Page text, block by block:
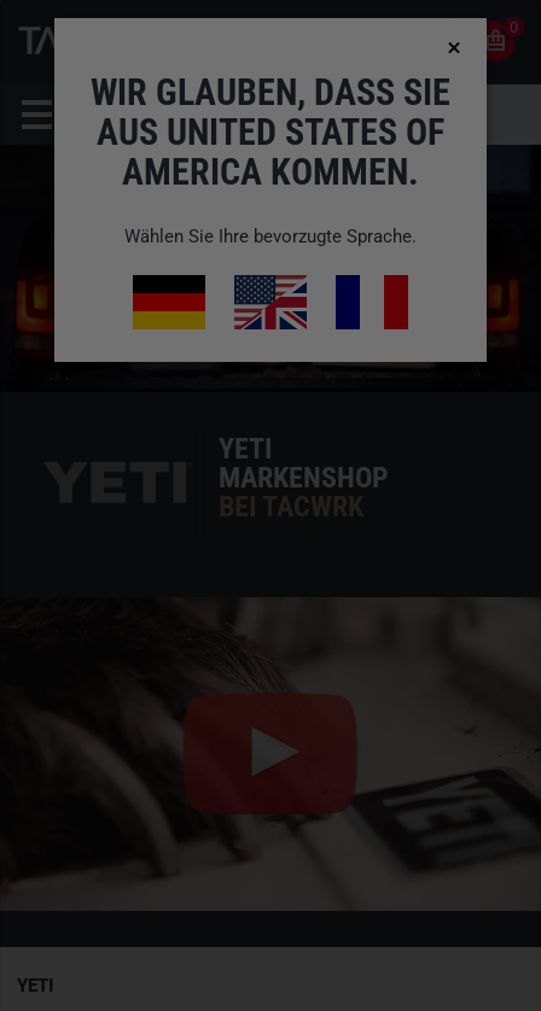
0
YETI
MARKENSHOP
BEI TACWRK
YETI
WIR GLAUBEN, DASS SIE
AUS UNITED STATES OF
AMERICA KOMMEN.
Wählen Sie Ihre bevorzugte Sprache.